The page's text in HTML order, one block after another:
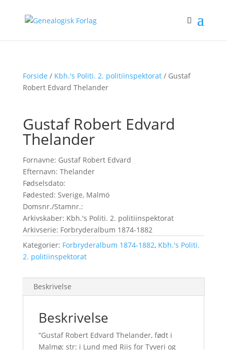
Forside / Kbh.'s Politi. 2. politiinspektorat/ Gustaf
Robert Edvard Thelander
Gustaf Robert Edvard
Thelander
Fornavne: Gustaf Robert Edvard
Efternavn: Thelander
Fødselsdato:
Fødested: Sverige, Malmö
Domsnr./Stamnr.:
Arkivskaber: Kbh.'s Politi. 2. politiinspektorat
Arkivserie: Forbryderalbum 1874-1882
Kategorier: Forbryderalbum 1874-1882, Kbh.'s Politi.
2. politiinspektorat
Beskrivelse
Beskrivelse
“Gustaf Robert Edvard Thelander, født i
Malmø; str: i Lund med Riis for Tyveri og